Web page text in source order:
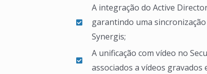
A integração do Active
garantindo uma
Synergis;
A unificação com vídeo no
associados a vídeos gravados